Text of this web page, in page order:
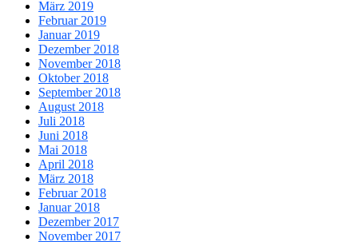
März 2019
Februar 2019
Januar 2019
Dezember 2018
November 2018
Oktober 2018
September 2018
August 2018
Juli 2018
Juni 2018
Mai 2018
April 2018
März 2018
Februar 2018
Januar 2018
Dezember 2017
November 2017